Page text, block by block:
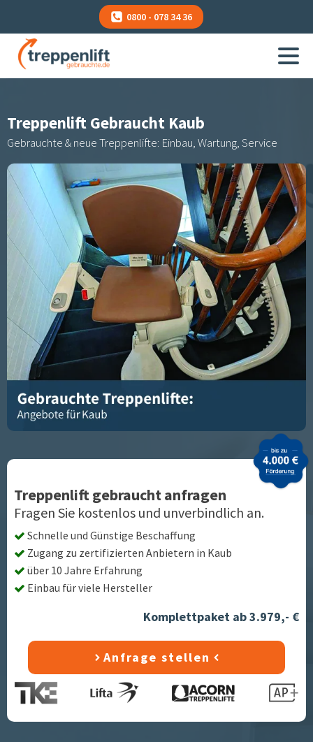
0800 - 078 34 36
Treppenlift Gebraucht Kaub
Gebrauchte & neue Treppenlifte: Einbau, Wartung, Service
Treppenlift gebraucht anfragen
Fragen Sie kostenlos und unverbindlich an.
Schnelle und Günstige Beschaffung
Zugang zu zertifizierten Anbietern in Kaub
über 10 Jahre Erfahrung
Einbau für viele Hersteller
Komplettpaket ab 3.979,- €
Anfrage stellen